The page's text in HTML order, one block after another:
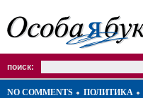
поиск:
NO COMMENTS ПОЛИТИКА